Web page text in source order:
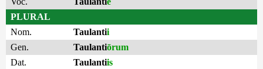
PLURAL
Nom.
Taulantii
Gen.
Taulantiōrum
Dat.
Taulantiis